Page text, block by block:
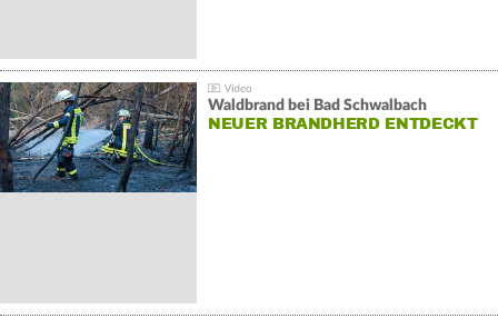
Waldbrand bei Bad Schwalbach
NEUER BRANDHERD ENTDECKT